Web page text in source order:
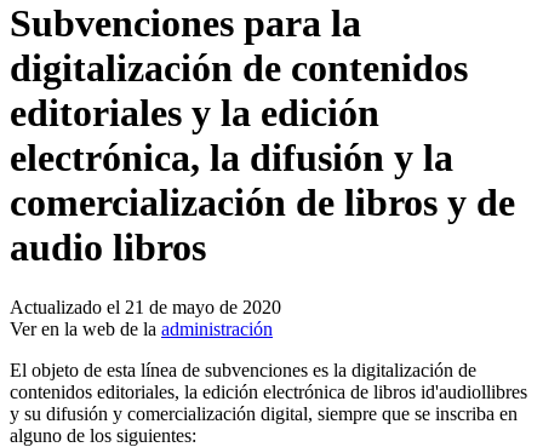
Subvenciones para la
digitalización de contenidos
editoriales y la edición
electrónica, la difusión y la
comercialización de libros y de
audio libros
Actualizado el 21 de mayo de 2020
Ver en la web de la administración
El objeto de esta línea de subvenciones es la digitalización de
contenidos editoriales, la edición electrónica de libros id'audiollibres
y su difusión y comercialización digital, siempre que se inscriba en
alguno de los siguientes: